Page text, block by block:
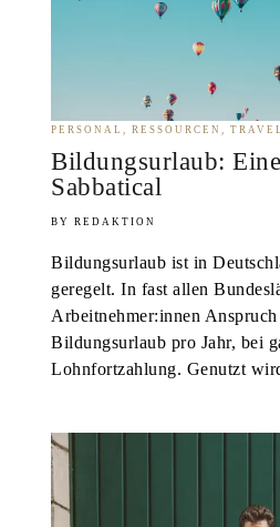
PERSONAL RESSOURCEN TRAVEL
Bildungsurlaub:
Sabbatical
REDAKTION
Bildungsurlaub ist in
geregelt. In fast allen
Arbeitnehmer:innen
Bildungsurlaub pro Jahr, bei
Lohnfortzahlung. Genutzt